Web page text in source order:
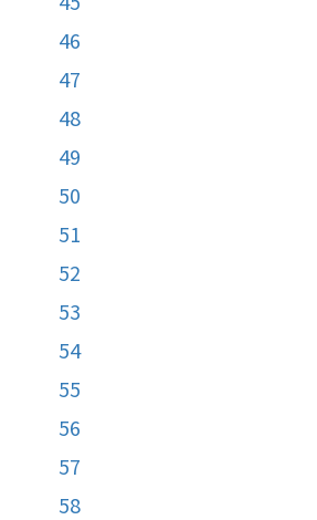
46
47
48
49
50
51
52
53
54
55
56
57
58